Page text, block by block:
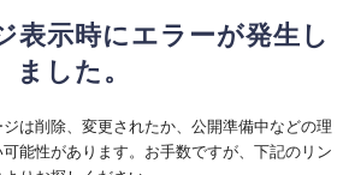
表示時にエラーが発生し
ました。
は削除、変更されたか、公開準備中などの理
能性があります。お手数ですが、下記のリン